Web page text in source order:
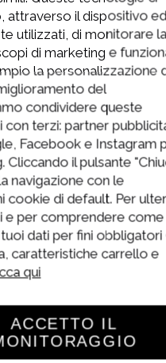
avec la sauce
de fenouil.
attraverso il dispositivo
utilizzati, di monitorare
di marketing e
la personalizzazione
del
condividere queste
con terzi: partner
Facebook e Instagram
Cliccando il pulsante
navigazione con le
cookie di default. Per
e per comprendere come
dati per fini obbligatori
caratteristiche carrello e
qui
ACCETTO IL